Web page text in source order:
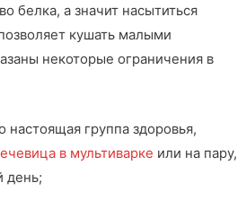
белка, а значит насытиться
кушать малыми
некоторые ограничения в
группа здоровья,
в мультиварке или на пару,
день;